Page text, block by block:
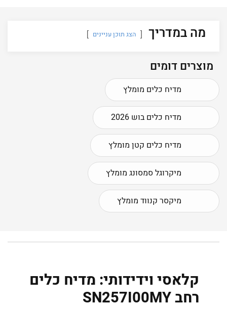
מה במדריך הצג תוכן עניינים
מוצרים דומים
מדיח כלים מומלץ
מדיח כלים בוש 2026
מדיח כלים קטן מומלץ
מיקרוגל סמסונג מומלץ
מיקסר קנווד מומלץ
קלאסי וידידותי: מדיח כלים
‏רחב SN257I00MY